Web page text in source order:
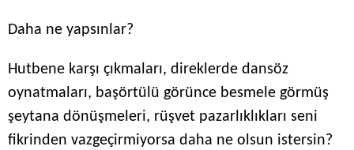
Daha ne yapsınlar?
Hutbene karşı çıkmaları, direklerde dansöz
oynatmaları, başörtülü görünce besmele görmüş
şeytana dönüşmeleri, rüşvet pazarlıklıkları seni
fikrinden vazgeçirmiyorsa daha ne olsun istersin?